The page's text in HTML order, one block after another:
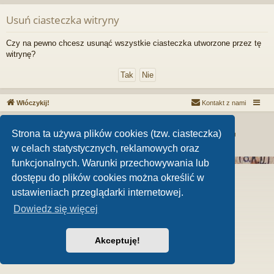
Strona ta używa plików cookies (tzw. ciasteczka)
w celach statystycznych, reklamowych oraz
funkcjonalnych. Warunki przechowywania lub
dostępu do plików cookies można określić w
ustawieniach przeglądarki internetowej.
Dowiedz się więcej
Akceptuję!
Usuń ciasteczka witryny
Czy na pewno chcesz usunąć wszystkie ciasteczka utworzone przez tę
witrynę?
Włóczykij! Kontakt z nami
MenSpace - kosmetyki dla mężczyzn|AltexCargo - We keep it moving
Zasady ochrony danych osobowych
|